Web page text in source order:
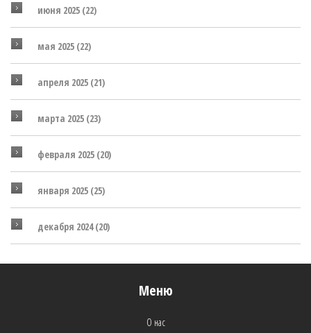
июня 2025 (22)
мая 2025 (22)
апреля 2025 (21)
марта 2025 (23)
февраля 2025 (20)
января 2025 (25)
декабря 2024(20)
Меню
О нас